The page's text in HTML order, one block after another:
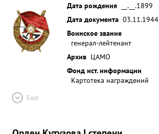
Дата рождения
__.__.1899
Дата документа 03.11.1944
Воинское звание
генерал-лейтенант
Архив ЦАМО
Фонд ист. информации
Картотека награждений
Ещё